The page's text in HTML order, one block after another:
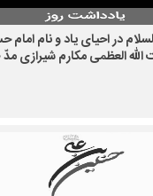
در احیای یاد و نام امام
الله العظمی مکارم شیرازی مدّ